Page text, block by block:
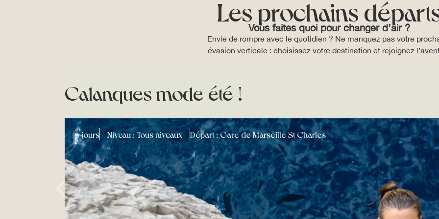
Les prochains
Vous faites quoi pour changer d’air ?
Envie de rompre avec le quotidien ? Ne manquez pas votre
évasion verticale : choisissez votre destination et rejoignez
Calanques mode été !
6 jours Niveau : Tous niveaux Départ : Gare de Marseille St Charles